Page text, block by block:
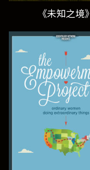
《未知之境》